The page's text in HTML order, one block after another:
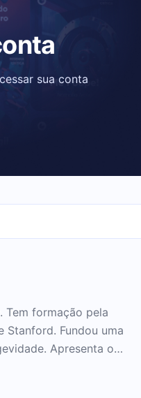
sua conta
Tem formação pela
Stanford. Fundou uma
Apresenta o